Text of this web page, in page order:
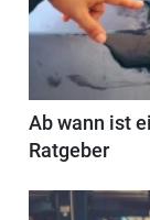
Ab wann ist
Ratgeber